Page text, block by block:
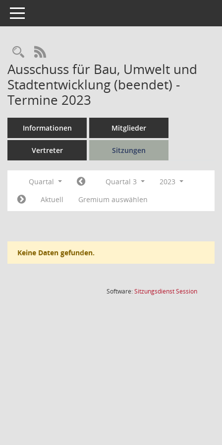
Toggle navigation
Rechercheauswahl
RSS-Feed
Ausschuss für Bau, Umwelt und
Stadtentwicklung (beendet) -
Termine 2023
Informationen Mitglieder
Vertreter Sitzungen
Quartal Quartal 3
2023
Aktuell
Gremium auswählen
Keine Daten gefunden.
Software:SitzungsdienstSession(Wird in